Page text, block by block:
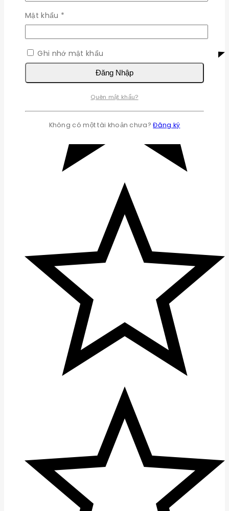
Mật khẩu *
buộc
Ghi nhớ mật khẩu
Đăng Nhập
Quên mật khẩu?
Không có một tài khoản chưa?Đăng ký